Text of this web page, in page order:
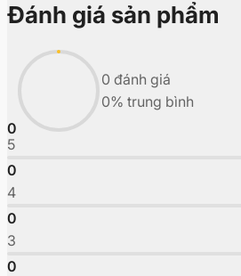
Đánh giá sản phẩm
0
0 đánh giá
0% trung bình
5
0
4
0
3
0